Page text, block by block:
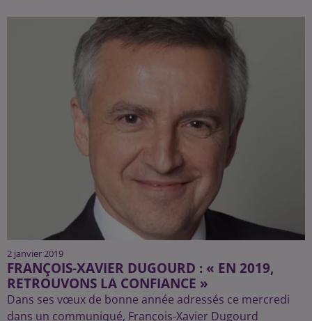
2 janvier 2019
FRANÇOIS-XAVIER DUGOURD : « EN 2019,
RETROUVONS LA CONFIANCE »
Dans ses vœux de bonne année adressés ce mercredi
dans un communiqué, François-Xavier Dugourd